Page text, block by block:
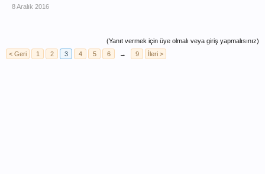
8 Aralık 2016
(Yanıt vermek için üye olmalı veya giriş yapmalısınız)
< Geri
1 2 3 4 5 6 → 9 İleri >